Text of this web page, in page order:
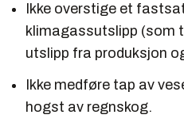
Ikke overstige et
klimagassutslipp (som
utslipp fra produksjon
Ikke medføre tap av
hogst av regnskog.